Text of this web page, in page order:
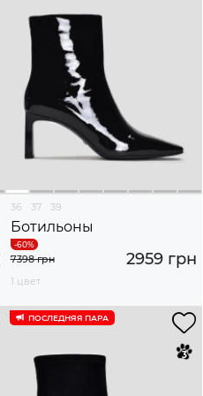
36 37 39
Ботильоны
2959 грн
7398 грн
1 цвет
ПОСЛЕДНЯЯ ПАРА